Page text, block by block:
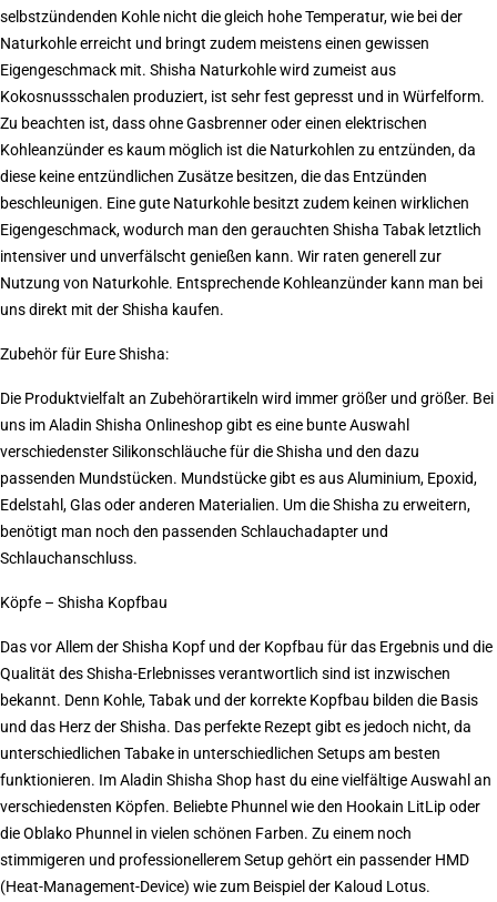
selbstzündenden Kohle nicht die gleich hohe Temperatur, wie bei der
Naturkohle erreicht und bringt zudem meistens einen gewissen
Eigengeschmack mit. Shisha Naturkohle wird zumeist aus
Kokosnussschalen produziert, ist sehr fest gepresst und in Würfelform.
Zu beachten ist, dass ohne Gasbrenner oder einen elektrischen
Kohleanzünderes kaum möglich ist die Naturkohlen zu entzünden, da
diese keine entzündlichen Zusätze besitzen, die das Entzünden
beschleunigen. Eine gute Naturkohle besitzt zudem keinen wirklichen
Eigengeschmack, wodurch man den gerauchten Shisha Tabak letztlich
intensiver und unverfälscht genießen kann. Wir raten generell zur
Nutzung von Naturkohle. Entsprechende Kohleanzünder kann man bei
uns direkt mit der Shisha kaufen.
Zubehör für Eure Shisha:
Die Produktvielfalt an Zubehörartikeln wird immer größer und größer. Bei
uns im Aladin Shisha Onlineshop gibt es eine bunte Auswahl
verschiedensterSilikonschläuche für die Shisha und den dazu
passenden Mundstücken. Mundstücke gibt es aus Aluminium, Epoxid,
Edelstahl, Glas oder anderen Materialien. Um die Shisha zu erweitern,
benötigt man noch den passenden Schlauchadapter und
Schlauchanschluss.
Köpfe – Shisha Kopfbau
Das vor Allem derShisha Kopf und der Kopfbau für das Ergebnis und die
Qualität des Shisha-Erlebnisses verantwortlich sind ist inzwischen
bekannt. Denn Kohle, Tabak und der korrekte Kopfbau bilden die Basis
und das Herz derShisha. Das perfekte Rezept gibt es jedoch nicht, da
unterschiedlichen Tabake in unterschiedlichen Setups am besten
funktionieren. Im Aladin Shisha Shop hast du eine vielfältige Auswahl an
verschiedensten Köpfen. Beliebte Phunnel wie den Hookain LitLip oder
die Oblako Phunnel in vielen schönen Farben. Zu einem noch
stimmigeren und professionellerem Setup gehört ein passender HMD
(Heat-Management-Device) wie zum Beispiel der Kaloud Lotus.